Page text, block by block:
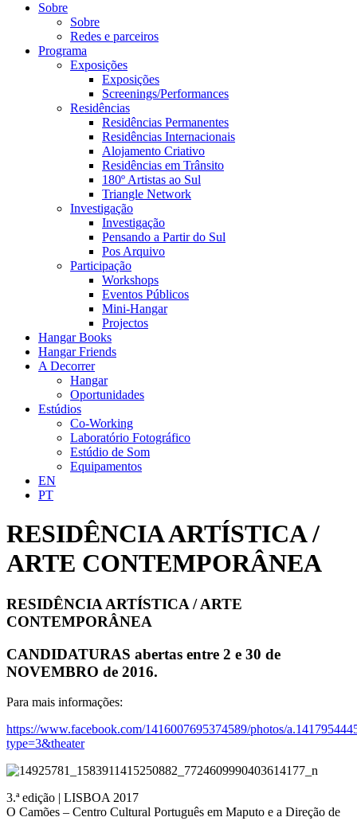
Sobre
Sobre
Redes e parceiros
Programa
Exposições
Exposições
Screenings/Performances
Residências
Residências Permanentes
Residências Internacionais
Alojamento Criativo
Residências em Trânsito
180º Artistas ao Sul
Triangle Network
Investigação
Investigação
Pensando a Partir do Sul
Pos Arquivo
Participação
Workshops
Eventos Públicos
Mini-Hangar
Projectos
Hangar Books
Hangar Friends
A Decorrer
Hangar
Oportunidades
Estúdios
Co-Working
Laboratório Fotográfico
Estúdio de Som
Equipamentos
EN
PT
RESIDÊNCIA ARTÍSTICA /
ARTE CONTEMPORÂNEA
RESIDÊNCIA ARTÍSTICA / ARTE
CONTEMPORÂNEA
CANDIDATURAS abertas entre 2 e 30 de
NOVEMBRO de 2016.
Para mais informações:
https://www.facebook.com/1416007695374589/photos/
type=3&theater
3.ª edição | LISBOA 2017
O Camões – Centro Cultural Português em Maputo e a Direção de